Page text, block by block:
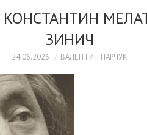
КОНСТАНТИН
ЗИНИЧ
24.06.2026 ВАЛЕНТИН НАРЧУК